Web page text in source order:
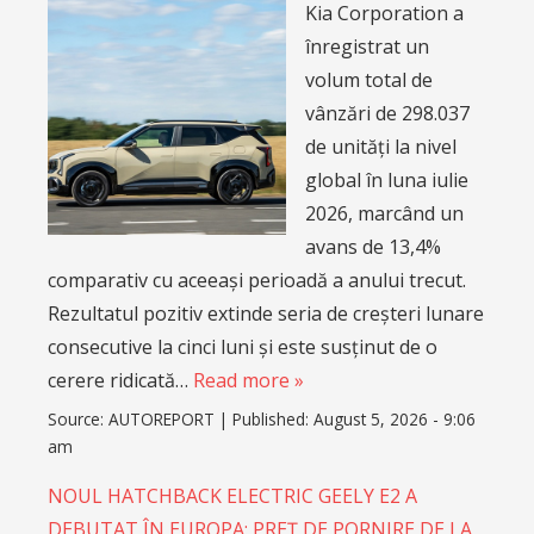
Kia Corporation a
înregistrat un
volum total de
vânzări de 298.037
de unități la nivel
global în luna iulie
2026, marcând un
avans de 13,4%
comparativ cu aceeași perioadă a anului trecut.
Rezultatul pozitiv extinde seria de creșteri lunare
consecutive la cinci luni și este susținut de o
cerere ridicată… Read more »
Source: AUTOREPORT | Published: August 5, 2026 - 9:06
am
NOUL HATCHBACK ELECTRIC GEELY E2 A